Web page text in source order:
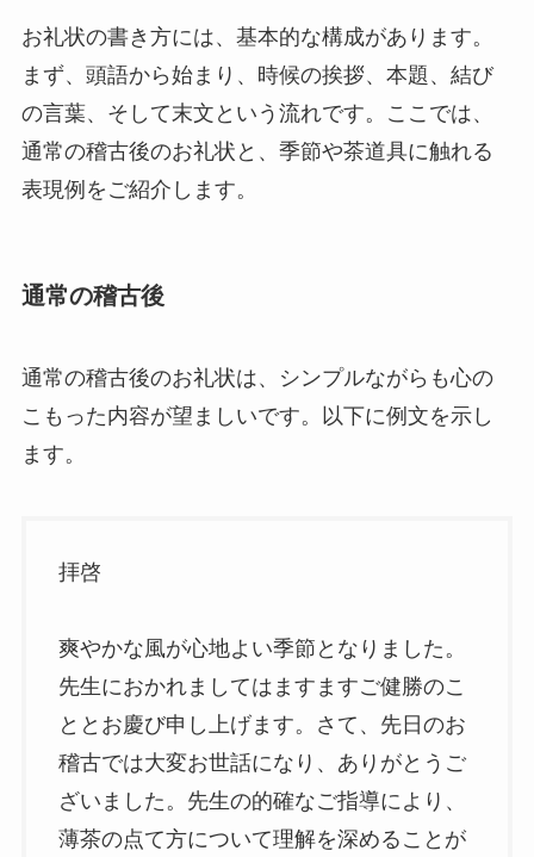
お礼状の書き方には、基本的な構成があります。
まず、頭語から始まり、時候の挨拶、本題、結び
の言葉、そして末文という流れです。ここでは、
通常の稽古後のお礼状と、季節や茶道具に触れる
表現例をご紹介します。
通常の稽古後
通常の稽古後のお礼状は、シンプルながらも心の
こもった内容が望ましいです。以下に例文を示し
ます。
拝啓
爽やかな風が心地よい季節となりました。
先生におかれましてはますますご健勝のこ
ととお慶び申し上げます。さて、先日のお
稽古では大変お世話になり、ありがとうご
ざいました。先生の的確なご指導により、
薄茶の点て方について理解を深めることが